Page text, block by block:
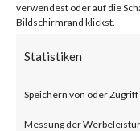
verwendest oder auf die
Bildschirmrand klickst.
Statistiken
Speichern von oder
Messung der
Facebook